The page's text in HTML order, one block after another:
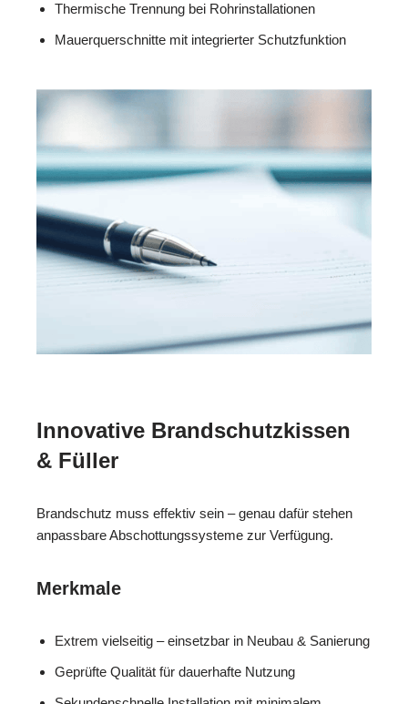
Thermische Trennung bei Rohrinstallationen
Mauerquerschnitte mit integrierter Schutzfunktion
Innovative Brandschutzkissen
& Füller
Brandschutz muss effektiv sein – genau dafür stehen
anpassbare Abschottungssysteme zur Verfügung.
Merkmale
Extrem vielseitig – einsetzbar in Neubau & Sanierung
Geprüfte Qualität für dauerhafte Nutzung